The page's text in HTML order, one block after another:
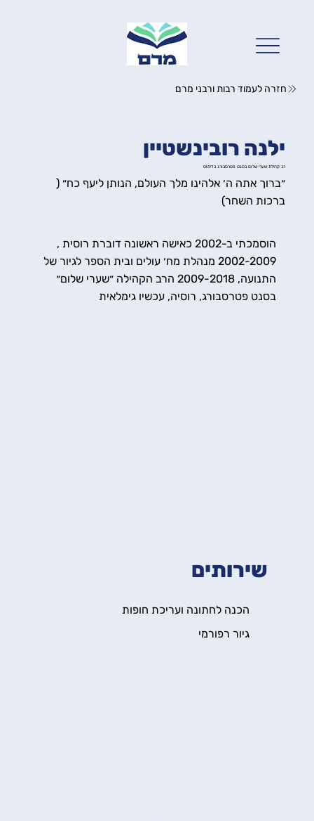
חזרה לעמוד רבות ורבני מרם
שירותים
הכנה לחתונה ועריכת חופות
גיור רפורמי
ילנה רובינשטיין
רב קהילת שערי שלום בסנט פטרסבורג בדימוס
״ברוך אתה ה׳ אלהינו מלך העולם, הנותן ליעף כח״ (
ברכות השחר)
הוסמכתי ב-2002 כאישה ראשונה דוברת רוסית ,
2002-2009 מנהלת מח׳ עולים ובית הספר לגיור של
התנועה, 2009-2018 הרב הקהילה ״שערי שלום״
בסנט פטרסבורג, רוסיה, עכשיו גימלאית